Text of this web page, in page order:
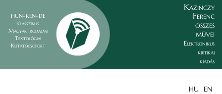
HUN–REN–DE
Klasszikus
Magyar Irodalmi
Textológiai
Kutatócsoport
Kazinczy
Ferenc
összes
művei
Elektronikus
kritikai
kiadás
HU EN